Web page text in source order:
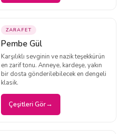
ZARAFET
Pembe Gül
Karşılıklı sevginin ve nazik teşekkürün
en zarif tonu. Anneye, kardeşe, yakın
bir dosta gönderilebilecek en dengeli
klasik.
Çeşitleri Gör